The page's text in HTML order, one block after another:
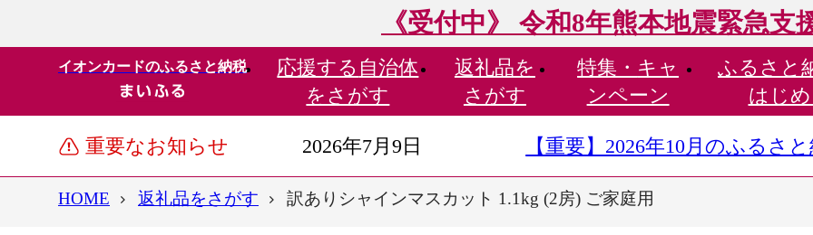
《受付中》 令和8年熊本地震緊急支
イオンカードのふるさと納税 応援する 自治体
をさがす
返礼品を
さがす
特集・ キャ
ンペーン
ふるさと
はじ
重要なお知らせ 2026年7月9日 【重要】2026年10月のふるさ
HOME 返礼品をさがす 訳ありシャインマスカット 1.1kg (2房) ご家庭用